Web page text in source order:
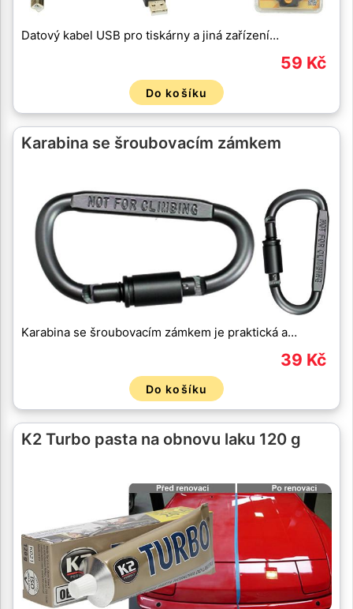
Datový kabel USB pro tiskárny a jiná zařízení…
59 Kč
Do košíku
Karabina se šroubovacím zámkem
Karabina se šroubovacím zámkem je praktická a…
39 Kč
Do košíku
K2 Turbo pasta na obnovu laku 120 g